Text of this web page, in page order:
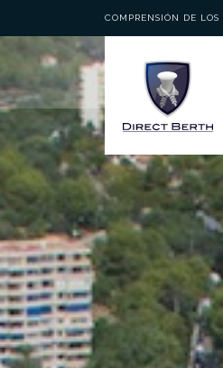
COMPRENSIÓN DE LOS